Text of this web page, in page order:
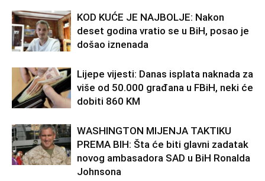
KOD KUĆE JE NAJBOLJE: Nakon
deset godina vratio se u BiH, posao je
došao iznenada
Lijepe vijesti: Danas isplata naknada za
više od 50.000 građana u FBiH, neki će
dobiti 860 KM
WASHINGTON MIJENJA TAKTIKU
PREMA BIH: Šta će biti glavni zadatak
novog ambasadora SAD u BiH Ronalda
Johnsona